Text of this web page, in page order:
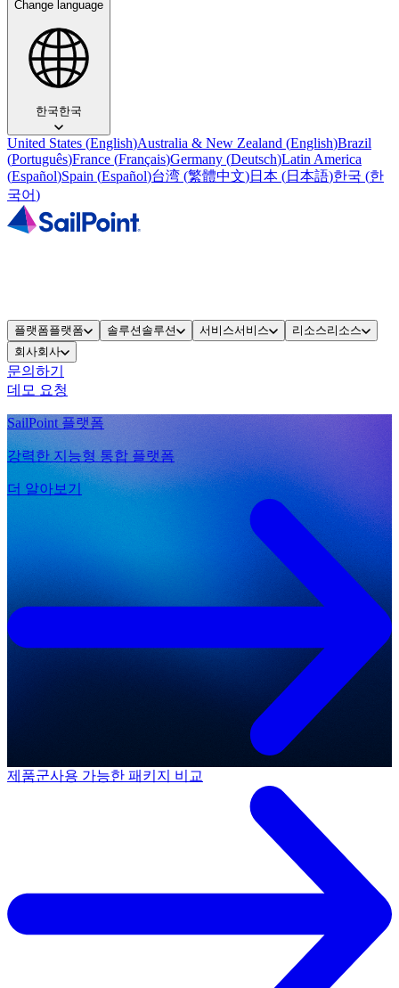
Change language
한국한국
United States (English)Australia & New Zealand (English)Brazil
(Português)France (Français)Germany (Deutsch)Latin America
(Español)Spain (Español)台湾 (繁體中文)日本 (日本語)한국 (한
국어)
플랫폼플랫폼 솔루션 솔루션 서비스서비스 리소스리소스
회사회사
문의하기
데모 요청
SailPoint 플랫폼
강력한 지능형 통합 플랫폼
더 알아보기
제품군사용 가능한 패키지 비교